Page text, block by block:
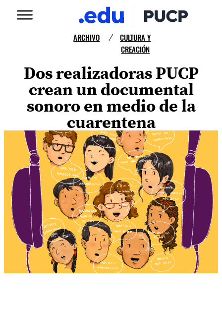
ARCHIVO /
CULTURA Y
CREACIÓN
Dos realizadoras PUCP
crean un documental
sonoro en medio de la
cuarentena